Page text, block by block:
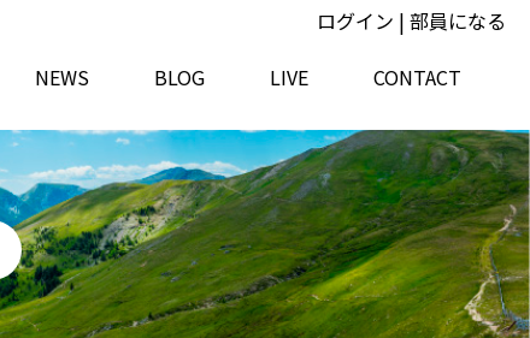
ログイン | 部員になる
NEWS BLOG LIVE CONTACT